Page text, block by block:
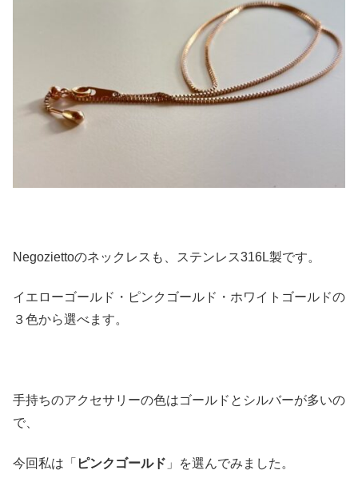
Negoziettoのネックレスも、ステンレス316L製です。
イエローゴールド・ピンクゴールド・ホワイトゴールドの
３色から選べます。
手持ちのアクセサリーの色はゴールドとシルバーが多いの
で、
今回私は「 ピンクゴールド 」を選んでみました。